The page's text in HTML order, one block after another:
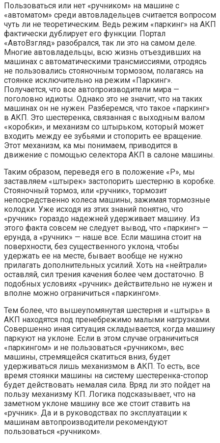
Пользоваться или нет «ручником» на машине с
«автоматом» среди автовладельцев считается вопросом
чуть ли не теоретическим. Ведь режим «паркинг» на АКП
фактически дублирует его функции. Портал
«АвтоВзгляд» разобрался, так ли это на самом деле.
Многие автовладельцы, всю жизнь отъездивших на
машинах с автоматическими трансмиссиями, отродясь
не пользовались стояночным тормозом, полагаясь на
стоянке исключительно на режим «Паркинг».
Получается, что все автопроизводители мира —
поголовно идиоты. Однако это не значит, что на таких
машинах он не нужен. Разберемся, что такое «паркинг»
в АКП. Это шестеренка, связанная с выходным валом
«коробки», и механизм со штырьком, который может
входить между ее зубьями и стопорить ее вращение.
Этот механизм, ка мы понимаем, приводится в
движение с помощью селектора АКП в салоне машины.
Таким образом, переведя его в положение «Р», мы
заставляем «штырек» застопорить шестерню в коробке.
Стояночный тормоз, или «ручник», тормозит
непосредственно колеса машины, зажимая тормозные
колодки. Уже исходя из этих знаний понятно, что
«ручник» гораздо надежней удерживает машину. Из
этого факта совсем не следует вывод, что «паркинг» —
ерунда, а «ручник» — наше все. Если машина стоит на
поверхности, без существенного уклона, чтобы
удержать ее на месте, бывает вообще не нужно
прилагать дополнительных усилий. Хоть на «нейтрали»
оставляй, сил трения качения более чем достаточно. В
подобных условиях «ручник» действительно не нужен и
вполне можно ограничиться «паркингом».
Тем более, что вышеупомянутая шестерня и «штырь» в
АКП находятся под пренебрежимо малыми нагрузками.
Совершенно иная ситуация складывается, когда машину
паркуют на уклоне. Если в этом случае ограничиться
«паркингом» и не пользоваться «ручником», вес
машины, стремящейся скатиться вниз, будет
удерживаться лишь механизмом в АКП. То есть, все
время стоянки машины на систему шестеренка-стопор
будет действовать немалая сила. Вряд ли это пойдет на
пользу механизму КП. Логика подсказывает, что на
заметном уклоне машину все же стоит ставить на
«ручник». Да и в руководствах по эксплуатации к
машинам автопроизводители рекомендуют
пользоваться «ручником».